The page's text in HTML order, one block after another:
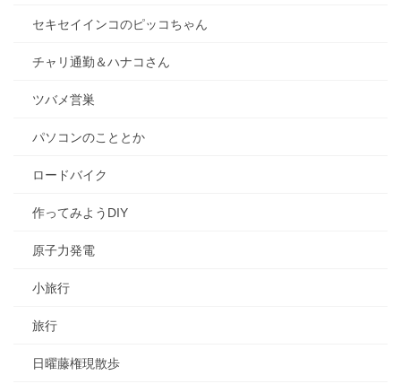
セキセイインコのピッコちゃん
チャリ通勤＆ハナコさん
ツバメ営巣
パソコンのこととか
ロードバイク
作ってみようDIY
原子力発電
小旅行
旅行
日曜藤権現散歩